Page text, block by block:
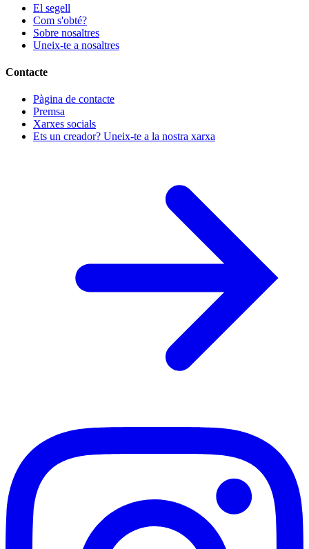
El segell
Com s'obté?
Sobre nosaltres
Uneix-te a nosaltres
Contacte
Pàgina de contacte
Premsa
Xarxes socials
Ets un creador? Uneix-te a la nostra xarxa